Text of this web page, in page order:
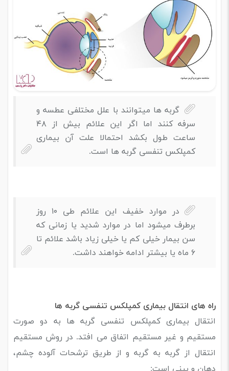
گربه ها میتوانند با علل مختلفی عطسه و
سرفه کنند اما اگر این علائم بیش از ۴۸
ساعت طول بکشد احتمالا علت آن بیماری
کمپلکس تنفسی گربه ها است.
در موارد خفیف این علائم طی ۱۰ روز
برطرف میشود اما در موارد شدید یا زمانی که
سن بیمار خیلی کم یا خیلی زیاد باشد علائم تا
۶ ماه یا بیشتر ادامه خواهند داشت.
راه های انتقال بیماری کمپلکس تنفسی گربه ها
انتقال بیماری کمپلکس تنفسی گربه ها به دو صورت
مستقیم و غیر مستقیم اتفاق می افتد. در روش مستقیم
انتقال از گربه به گربه و از طریق ترشحات آلوده چشم،